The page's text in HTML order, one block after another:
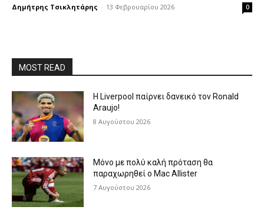
Δημήτρης Τσικλητάρης - 13 Φεβρουαρίου 2026 0
MOST READ
Η Liverpool παίρνει δανεικό τον Ronald
Araujo!
8 Αυγούστου 2026
Μόνο με πολύ καλή πρόταση θα
παραχωρηθεί ο Mac Allister
7 Αυγούστου 2026